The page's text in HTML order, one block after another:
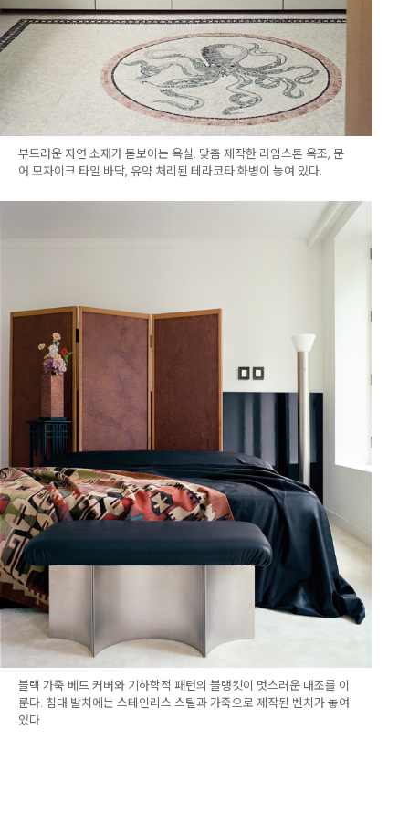
부드러운 자연 소재가 돋보이는 욕실. 맞춤 제작한 라임스톤 욕조, 문
어 모자이크 타일 바닥, 유약 처리된 테라코타 화병이 놓여 있다.
블랙 가죽 베드 커버와 기하학적 패턴의 블랭킷이 멋스러운 대조를 이
룬다. 침대 발치에는 스테인리스 스틸과 가죽으로 제작된 벤치가 놓여
있다.